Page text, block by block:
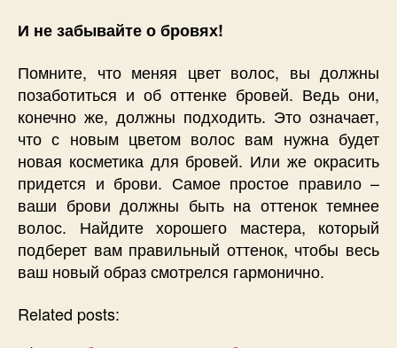
И не забывайте о бровях!
Помните, что меняя цвет волос, вы должны
позаботиться и об оттенке бровей. Ведь они,
конечно же, должны подходить. Это означает,
что с новым цветом волос вам нужна будет
новая косметика для бровей. Или же окрасить
придется и брови. Самое простое правило –
ваши брови должны быть на оттенок темнее
волос. Найдите хорошего мастера, который
подберет вам правильный оттенок, чтобы весь
ваш новый образ смотрелся гармонично.
Related posts: